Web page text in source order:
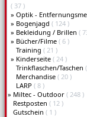
( 37 )
» Optik -
» Bogenjagd ( 124 )
» Bekleidung / Brillen (
» Bücher/Filme ( 6 )
Training ( 21 )
» Kinderseite ( 24 )
Trinkflaschen/Taschen
Merchandise ( 20 )
LARP ( 8 )
» Miltec - Outdoor ( 248 )
Restposten ( 12 )
Gutschein ( 1 )